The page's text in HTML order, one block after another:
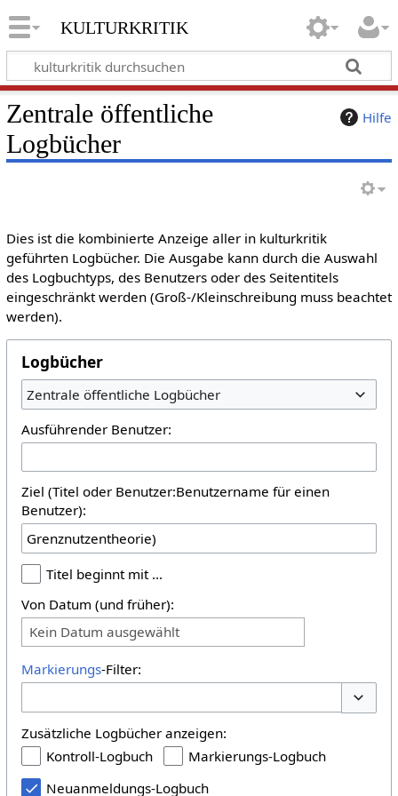
kulturkritik
Hilfe
Zentrale öffentliche
Logbücher
Dies ist die kombinierte Anzeige aller in kulturkritik
geführten Logbücher. Die Ausgabe kann durch die Auswahl
des Logbuchtyps, des Benutzers oder des Seitentitels
eingeschränkt werden (Groß-/Kleinschreibung muss beachtet
werden).
Logbücher
Zentrale öffentliche Logbücher
Ausführender Benutzer:
Ziel (Titel oder Benutzer:Benutzername für einen
Benutzer):
Titel beginnt mit …
Von Datum (und früher):
Kein Datum ausgewählt
Markierungs-Filter:
Zusätzliche Logbücher anzeigen:
Kontroll-Logbuch
Markierungs-Logbuch
Neuanmeldungs-Logbuch